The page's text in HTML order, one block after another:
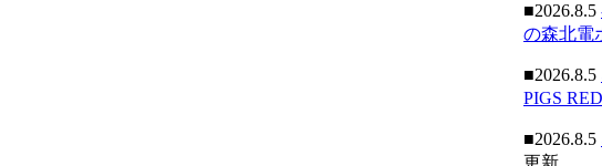
■2026.8.5
の森北電
■2026.8.5
PIGS RED
■2026.8.5
更新